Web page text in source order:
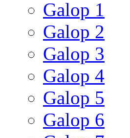
Galop 1
Galop 2
Galop 3
Galop 4
Galop 5
Galop 6